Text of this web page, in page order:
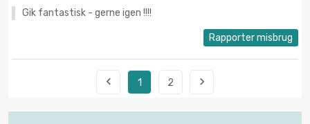
Gik fantastisk - gerne igen !!!!
Rapporter misbrug
 1 2 